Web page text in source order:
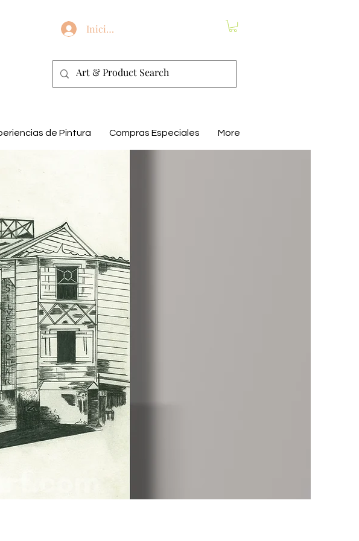
Iniciar sesión
de Pintura Compras Especiales More